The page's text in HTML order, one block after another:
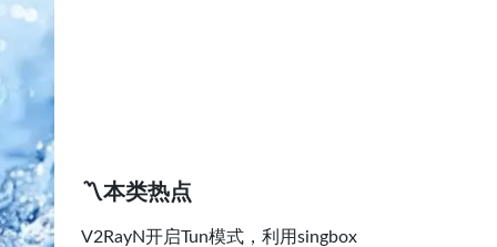
〽️本类热点
V2RayN开启Tun模式，利用singbox